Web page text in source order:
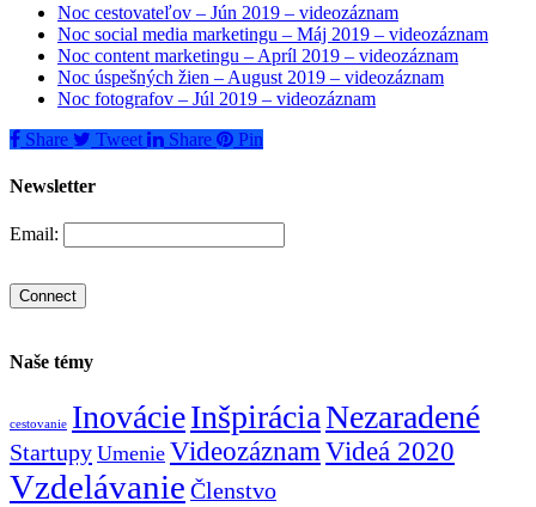
Noc cestovateľov – Jún 2019 – videozáznam
Noc social media marketingu – Máj 2019 – videozáznam
Noc content marketingu – Apríl 2019 – videozáznam
Noc úspešných žien – August 2019 – videozáznam
Noc fotografov – Júl 2019 – videozáznam
Share
Tweet Share Pin
Newsletter
Email:
Naše témy
cestovanie InovácieInšpiráciaNezaradené
Startupy Umenie Videozáznam Videá 2020
Vzdelávanie Členstvo